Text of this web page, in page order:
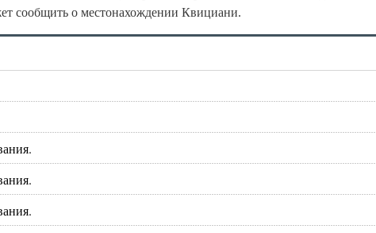
сообщить о местонахождении Квициани.